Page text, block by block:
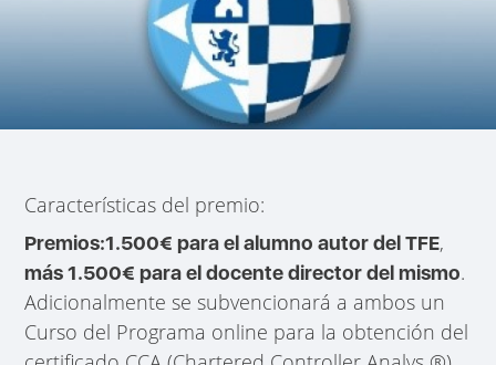
Características del premio:
Premios:1.500€ para el alumno autor del TFE,
más 1.500€ para el docente director del mismo.
Adicionalmente se subvencionará a ambos un
Curso del Programa online para la obtención del